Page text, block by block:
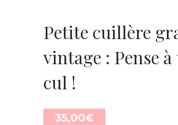
Petite cuillère
vintage : Pense
cul !
35,00€